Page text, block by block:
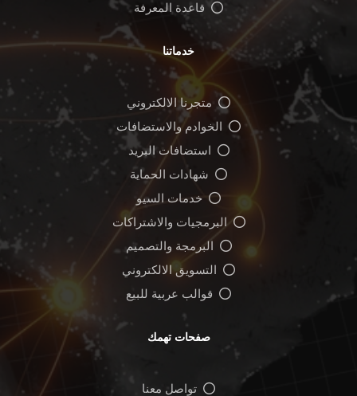
قاعدة المعرفة
خدماتنا
متجرنا الالكتروني
الخوادم والاستضافات
استضافات البريد
شهادات الحماية
خدمات السيو
البرمجيات والاشتراكات
البرمجة والتصميم
التسويق الالكتروني
قوالب عربية للبيع
صفحات تهمك
تواصل معنا